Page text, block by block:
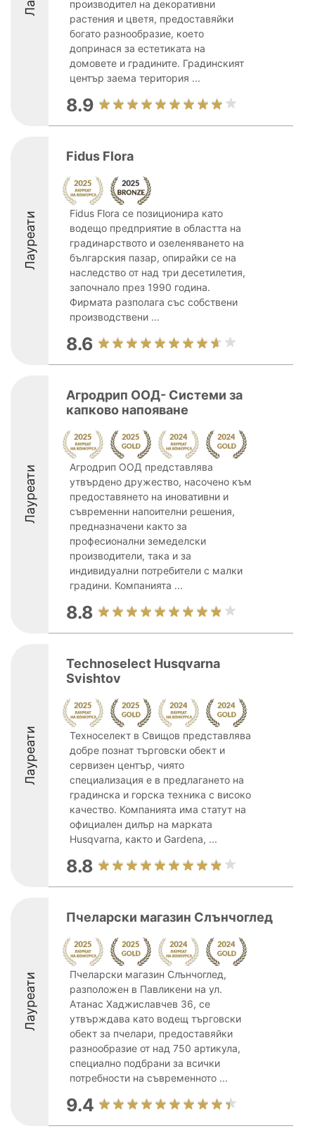
производител на декоративни
растения и цветя, предоставяйки
богато разнообразие, което
допринася за естетиката на
домовете и градините. Градинският
център заема територия ...
8.9
Лауреати
Fidus Flora
Fidus Flora се позиционира като
водещо предприятие в областта на
градинарството и озеленяването на
българския пазар, опирайки се на
наследство от над три десетилетия,
започнало през 1990 година.
Фирмата разполага със собствени
производствени ...
8.6
Лауреати
Агродрип ООД- Системи за
капково напояване
Агродрип ООД представлява
утвърдено дружество, насочено към
предоставянето на иновативни и
съвременни напоителни решения,
предназначени както за
професионални земеделски
производители, така и за
индивидуални потребители с малки
градини. Компанията ...
8.8
Лауреати
Technoselect Husqvarna
Svishtov
Техноселект в Свищов представлява
добре познат търговски обект и
сервизен център, чиято
специализация е в предлагането на
градинска и горска техника с високо
качество. Компанията има статут на
официален дилър на марката
Husqvarna, както и Gardena, ...
8.8
Лауреати
Пчеларски магазин Слънчоглед
Пчеларски магазин Слънчоглед,
разположен в Павликени на ул.
Атанас Хаджиславчев 36, се
утвърждава като водещ търговски
обект за пчелари, предоставяйки
разнообразие от над 750 артикула,
специално подбрани за всички
потребности на съвременното ...
9.4